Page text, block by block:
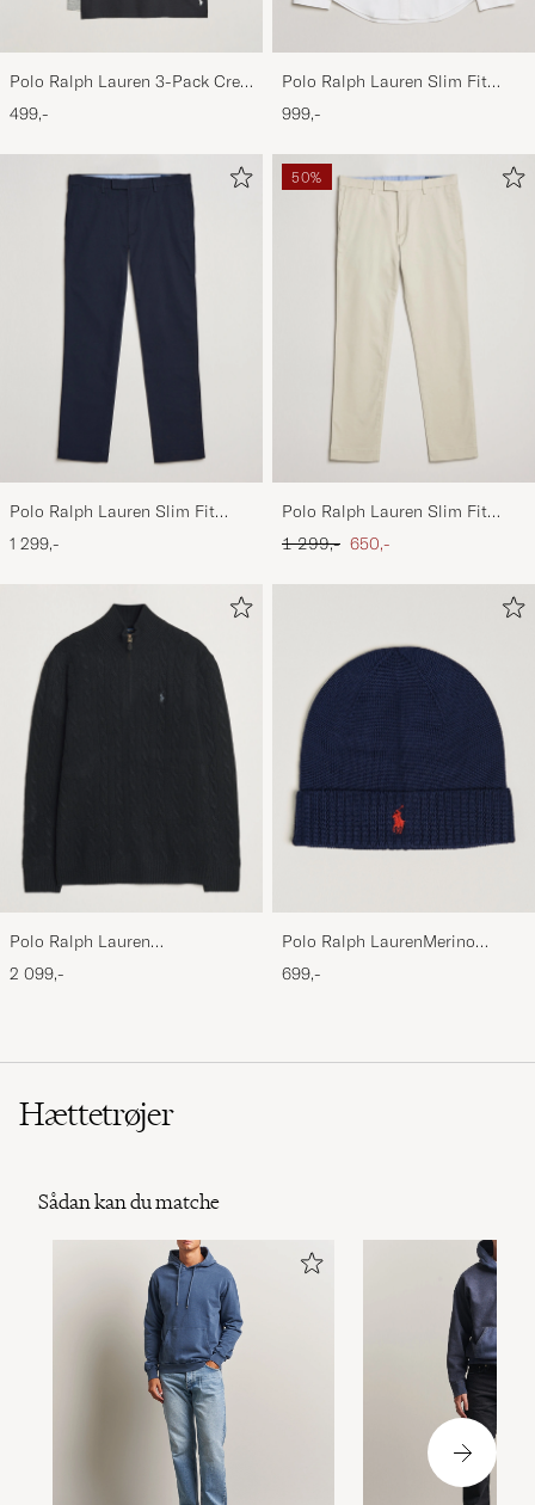
Polo Ralph Lauren 3-Pack Crew
Neck T-Shirt
White/Black/Andover Heather
499,-
Polo Ralph Lauren Slim Fit
Shirt Oxford White
999,-
Polo Ralph Lauren Slim Fit
Stretch Chinos Aviator Navy
1 299,-
50%
Polo Ralph Lauren Slim Fit
Stretch Chinos Beige
Ordinary pris
1 299,- Nedsat pris
650,-
Polo Ralph Lauren
Wool/Cashmere Cable Half Zip
Polo Black
2 099,-
Polo Ralph LaurenMerino
BeanieHunter Navy
699,-
Hættetrøjer
Sådan kan du matche